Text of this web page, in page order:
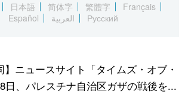
Русский
日本語 简体字 繁體字
Français
Español
العربية Русский
】ニュースサイト「タイムズ・オブ・
日、パレスチナ自治区ガザの戦後を...